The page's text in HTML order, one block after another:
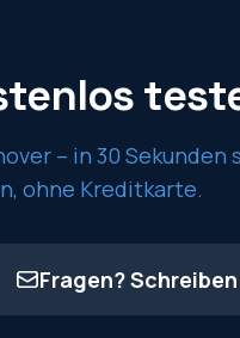
– in 30 Sekunden
ohne Kreditkarte.
Fragen?